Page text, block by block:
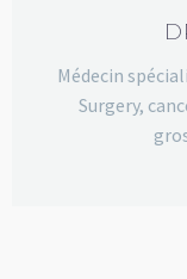
Médecin
Surgery,